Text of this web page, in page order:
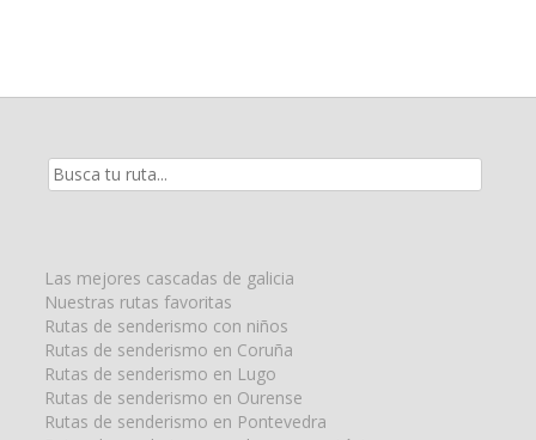
Resultados
Las mejores cascadas de galicia
Nuestras rutas favoritas
Rutas de senderismo con niños
Rutas de senderismo en Coruña
Rutas de senderismo en Lugo
Rutas de senderismo en Ourense
Rutas de senderismo en Pontevedra